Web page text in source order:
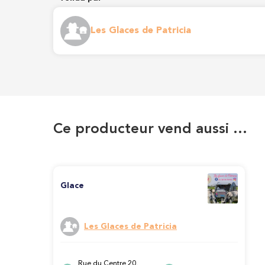
Les Glaces de Patricia
Ce producteur vend aussi …
Glace
Les Glaces de Patricia